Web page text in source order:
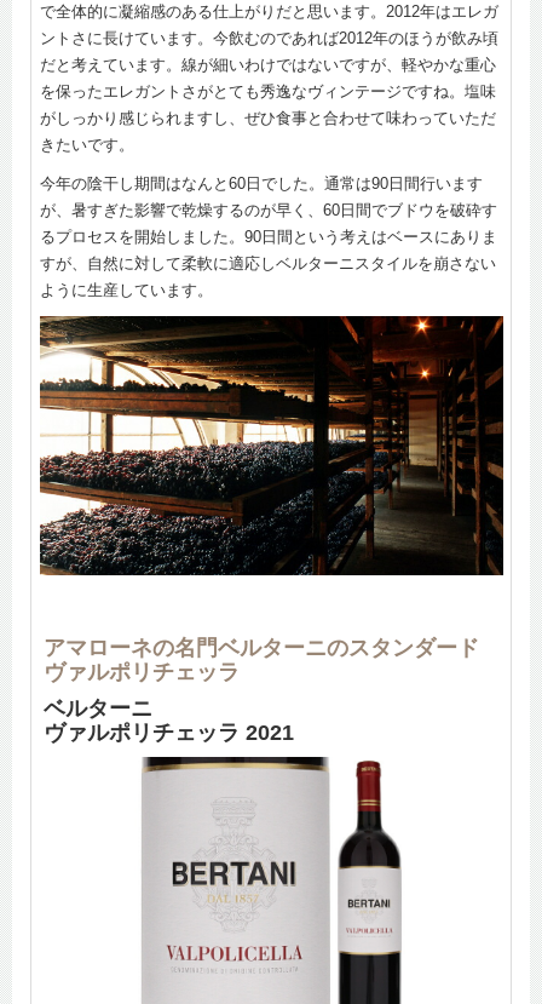
で全体的に凝縮感のある仕上がりだと思います。2012年はエレガ
ントさに長けています。今飲むのであれば2012年のほうが飲み頃
だと考えています。線が細いわけではないですが、軽やかな重心
を保ったエレガントさがとても秀逸なヴィンテージですね。塩味
がしっかり感じられますし、ぜひ食事と合わせて味わっていただ
きたいです。
今年の陰干し期間はなんと60日でした。通常は90日間行います
が、暑すぎた影響で乾燥するのが早く、60日間でブドウを破砕す
るプロセスを開始しました。90日間という考えはベースにありま
すが、自然に対して柔軟に適応しベルターニスタイルを崩さない
ように生産しています。
アマローネの名門ベルターニのスタンダード
ヴァルポリチェッラ
ベルターニ
ヴァルポリチェッラ 2021